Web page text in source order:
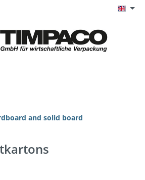
and solid board